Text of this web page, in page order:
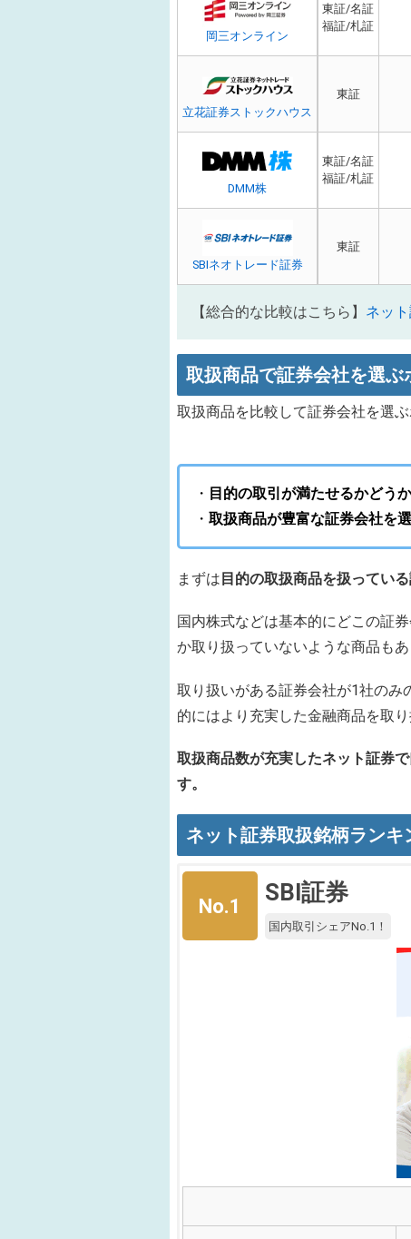
岡三オンライン
東証/名証
福証/札証
立花証券ストックハウス
東証
DMM株
東証/名証
福証/札証
SBIネオトレード証券
東証
【総合的な比較はこちら】 ネッ
取扱商品で証券会社を選ぶ
取扱商品を比較して証券会社を選
・ 目的の取引が満たせるかどう
・ 取扱商品が豊富な証券会社を
まずは 目的の取扱商品を扱ってい
国内株式などは基本的にどこの証
か取り扱っていないような商品もあ
取り扱いがある証券会社が1社のみ
的にはより充実した金融商品を取
取扱商品数が充実したネット証券
す。
ネット証券取扱銘柄ランキ
No.1 SBI証券
国内取引シェアNo.1！